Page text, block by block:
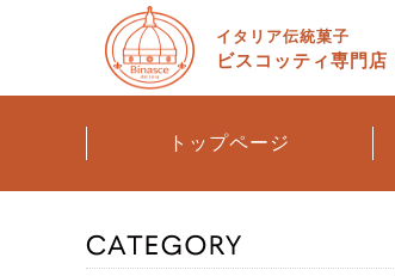
イタリア伝統菓子
ビスコッティ専門店
トップページ